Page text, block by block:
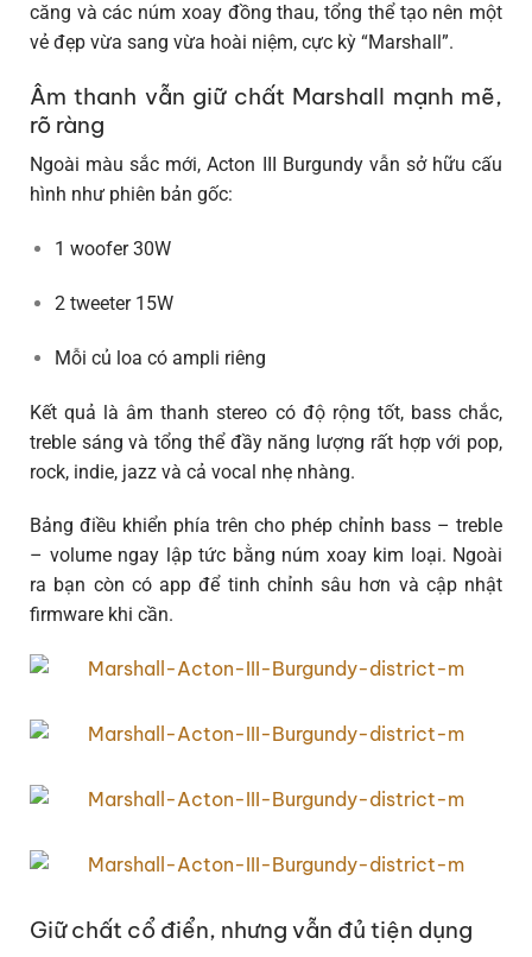
căng và các núm xoay đồng thau, tổng thể tạo nên một
vẻ đẹp vừa sang vừa hoài niệm, cực kỳ “Marshall”.
Âm thanh vẫn giữ chất Marshall mạnh mẽ,
rõ ràng
Ngoài màu sắc mới, Acton III Burgundy vẫn sở hữu cấu
hình như phiên bản gốc:
1 woofer 30W
2 tweeter 15W
Mỗi củ loa có ampli riêng
Kết quả là âm thanh stereo có độ rộng tốt, bass chắc,
treble sáng và tổng thể đầy năng lượng rất hợp với pop,
rock, indie, jazz và cả vocal nhẹ nhàng.
Bảng điều khiển phía trên cho phép chỉnh bass – treble
– volumengay lập tức bằng núm xoay kim loại. Ngoài
ra bạn còn có app để tinh chỉnh sâu hơn và cập nhật
firmware khi cần.
Giữ chất cổ điển, nhưng vẫn đủ tiện dụng